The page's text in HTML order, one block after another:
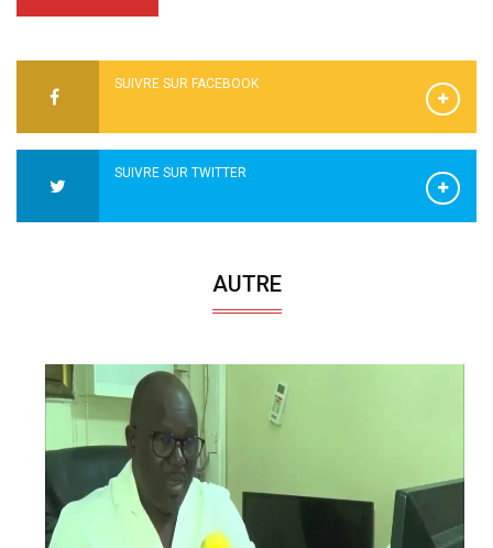
SUIVRE SUR FACEBOOK
SUIVRE SUR TWITTER
AUTRE